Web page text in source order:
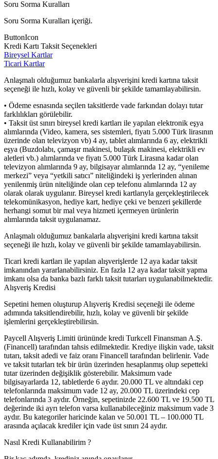
Soru Sorma Kuralları
Soru Sorma Kuralları içeriği.
ButtonIcon
Kredi Kartı Taksit Seçenekleri
Bireysel Kartlar
Ticari Kartlar
Anlaşmalı olduğumuz bankalarla alışverişini kredi kartına taksit
seçeneği ile hızlı, kolay ve güvenli bir şekilde tamamlayabilirsin.
• Ödeme esnasında seçilen taksitlerde vade farkından dolayı tutar
farklılıkları görülebilir.
• Taksit üst sınırı bireysel kredi kartları ile yapılan elektronik eşya
alımlarında (Video, kamera, ses sistemleri, fiyatı 5.000 Türk lirasının
üzerinde olan televizyon vb) 4 ay, tablet alımlarında 6 ay, elektrikli
eşya (Buzdolabı, çamaşır makinesi, bulaşık makinesi, elektrikli ev
aletleri vb.) alımlarında ve fiyatı 5.000 Türk Lirasına kadar olan
televizyon alımlarında 9 ay, bilgisayar alımlarında 12 ay, “yenileme
merkezi” veya “yetkili satıcı” niteliğindeki iş yerlerinden alınan
yenilenmiş ürün niteliğinde olan cep telefonu alımlarında 12 ay
olarak olarak uygulanır. Bireysel kredi kartlarıyla gerçekleştirilecek
telekomünikasyon, hediye kart, hediye çeki ve benzeri şekillerde
herhangi somut bir mal veya hizmeti içermeyen ürünlerin
alımlarında taksit uygulanamaz.
Anlaşmalı olduğumuz bankalarla alışverişini kredi kartına taksit
seçeneği ile hızlı, kolay ve güvenli bir şekilde tamamlayabilirsin.
Ticari kredi kartları ile yapılan alışverişlerde 12 aya kadar taksit
imkanından yararlanabilirsiniz. En fazla 12 aya kadar taksit yapma
imkanı olsa da banka bazlı farklı taksit tutarları uygulanabilmektedir.
Alışveriş Kredisi
Sepetini hemen oluşturup Alışveriş Kredisi seçeneği ile ödeme
adımında taksitlendirebilir, hızlı, kolay ve güvenli bir şekilde
işlemlerini gerçekleştirebilirsin.
Paycell Alışveriş Limiti ürününde kredi Turkcell Finansman A.Ş.
(Financell) tarafından tahsis edilmektedir. Krediye ilişkin vade, taksit
tutarı, taksit adedi ve faiz oranı Financell tarafından belirlenir. Vade
ve taksit tutarları tek bir ürün üzerinden hesaplanmış olup sepetteki
tutar üzerinden değişiklik gösterebilir. Maksimum vade
bilgisayarlarda 12, tabletlerde 6 aydır. 20.000 TL ve altındaki cep
telefonlarında maksimum vade 12 ay, 20.000 TL üzerindeki cep
telefonlarında 3 aydır. Örneğin, sepetinizde 22.600 TL ve 19.500 TL
değerinde iki ayrı telefon varsa kullanabileceğiniz maksimum vade 3
aydır. Bu kategoriler haricinde kalan ve 50.001 TL – 100.000 TL
arasında açılacak krediler için vade üst sınırı 24 aydır.
Nasıl Kredi Kullanabilirim ?